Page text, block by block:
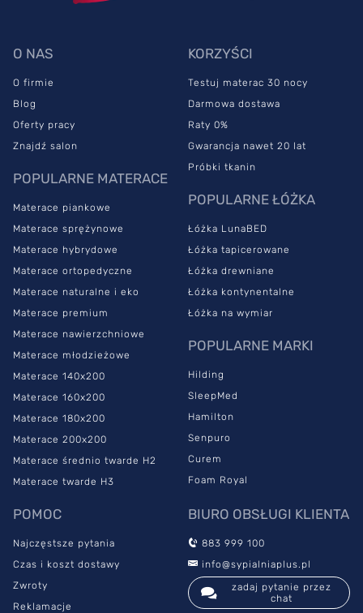
O NAS
O firmie
Blog
Oferty pracy
Znajdź salon
POPULARNE MATERACE
Materace piankowe
Materace sprężynowe
Materace hybrydowe
Materace ortopedyczne
Materace naturalne i eko
Materace premium
Materace nawierzchniowe
Materace młodzieżowe
Materace 140x200
Materace 160x200
Materace 180x200
Materace 200x200
Materace średnio twarde H2
Materace twarde H3
KORZYŚCI
Testuj materac 30 nocy
Darmowa dostawa
Raty 0%
Gwarancja nawet 20 lat
Próbki tkanin
POPULARNE ŁÓŻKA
Łóżka LunaBED
Łóżka tapicerowane
Łóżka drewniane
Łóżka kontynentalne
Łóżka na wymiar
POPULARNE MARKI
Hilding
SleepMed
Hamilton
Senpuro
Curem
Foam Royal
POMOC
Najczęstsze pytania
Czas i koszt dostawy
Zwroty
Reklamacje
BIURO OBSŁUGI KLIENTA
883 999 100
info@sypialniaplus.pl
zadaj pytanie przez
chat